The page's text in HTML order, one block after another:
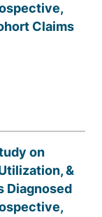
Claims
on
&
Diagnosed